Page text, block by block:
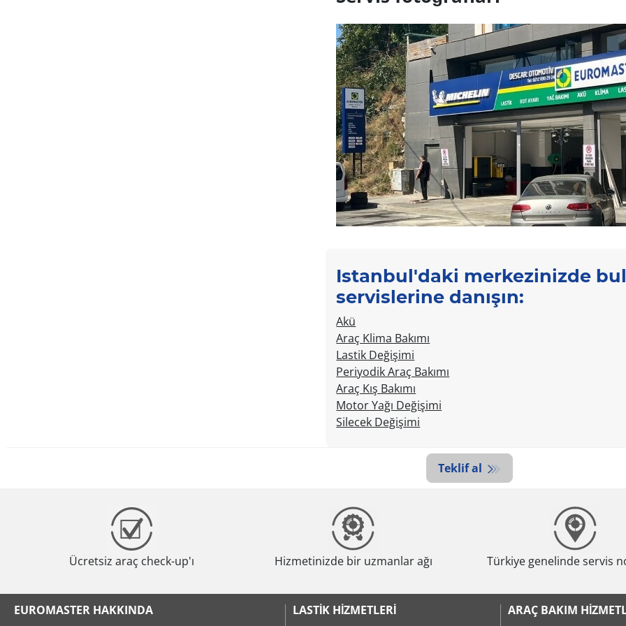
Istanbul'daki merkezinizde
servislerine danışın:
Akü
Araç Klima Bakımı
Lastik Değişimi
Periyodik Araç Bakımı
Araç Kış Bakımı
Motor Yağı Değişimi
Silecek Değişimi
Teklif al
Ücretsiz araç check-up'ı Hizmetinizde bir uzmanlar ağı Türkiye genelinde servis
EUROMASTER HAKKINDA LASTIK HIZMETLERI ARAÇ BAKIM